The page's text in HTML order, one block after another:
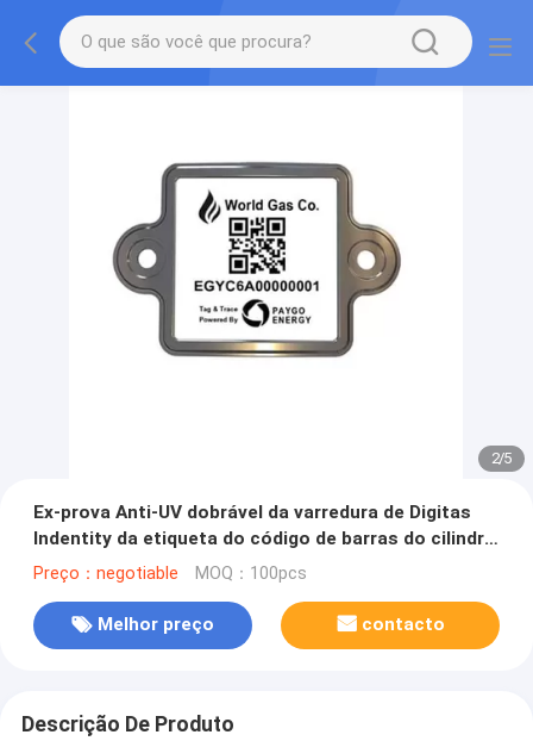
2/5
Ex-prova Anti-UV dobrável da varredura de Digitas
Indentity da etiqueta do código de barras do cilindro
de LPG
Preço：negotiable MOQ：100pcs
Melhor preço contacto
Descrição De Produto